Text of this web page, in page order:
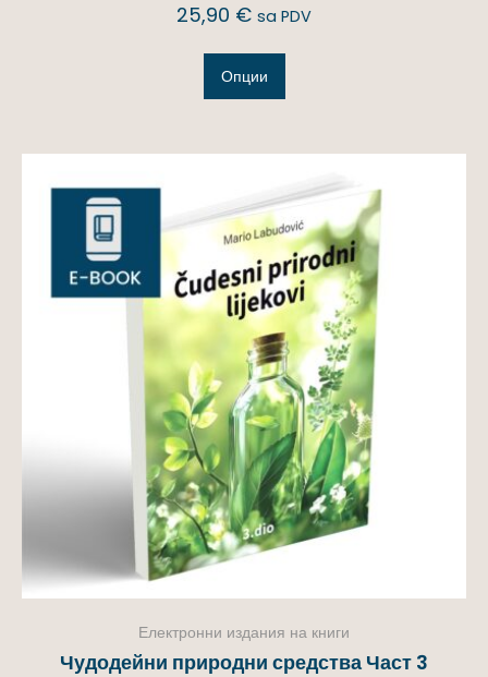
25,90 € sa PDV
Опции
Електронни издания на книги
Чудодейни природни средства Част 3